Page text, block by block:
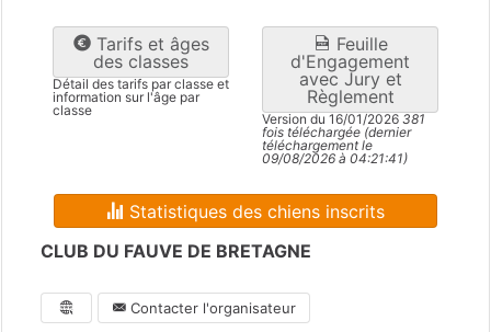
Tarifs et âges
des classes
Détail des tarifs par classe et
information sur l'âge par
classe
Feuille
d'Engagement
avec Jury et
Règlement
Version du 16/01/2026 381
fois téléchargée (dernier
téléchargement le
09/08/2026 à 04:21:41)
Statistiques des chiens inscrits
CLUB DU FAUVE DE BRETAGNE
Contacter l'organisateur